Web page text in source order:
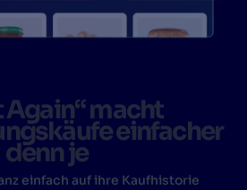
Again“ macht
einfacher
denn je
einfach auf ihre Kaufhistorie